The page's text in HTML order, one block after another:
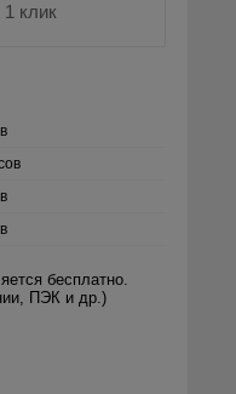
клик
бесплатно.
ПЭК и др.)